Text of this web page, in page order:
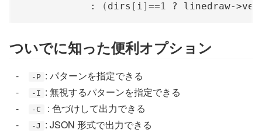
			:
( dirs [ i]==1 ? linedraw-
ついでに知った便利オプション
-P : パターンを指定できる
-I : 無視するパターンを指定できる
-C : 色づけして出力できる
-J
: JSON 形式で出力できる